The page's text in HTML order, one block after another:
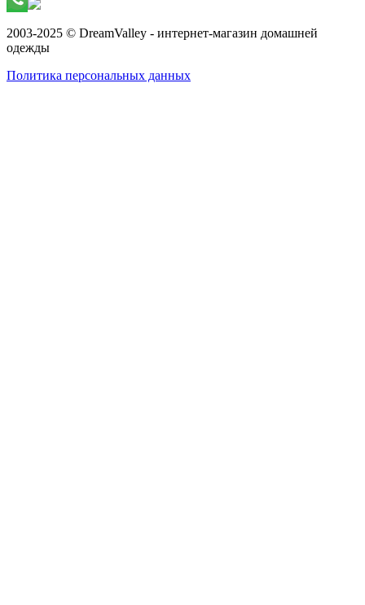
2003-2025 © DreamValley - интернет-магазин домашней
одежды
Политика персональных данных